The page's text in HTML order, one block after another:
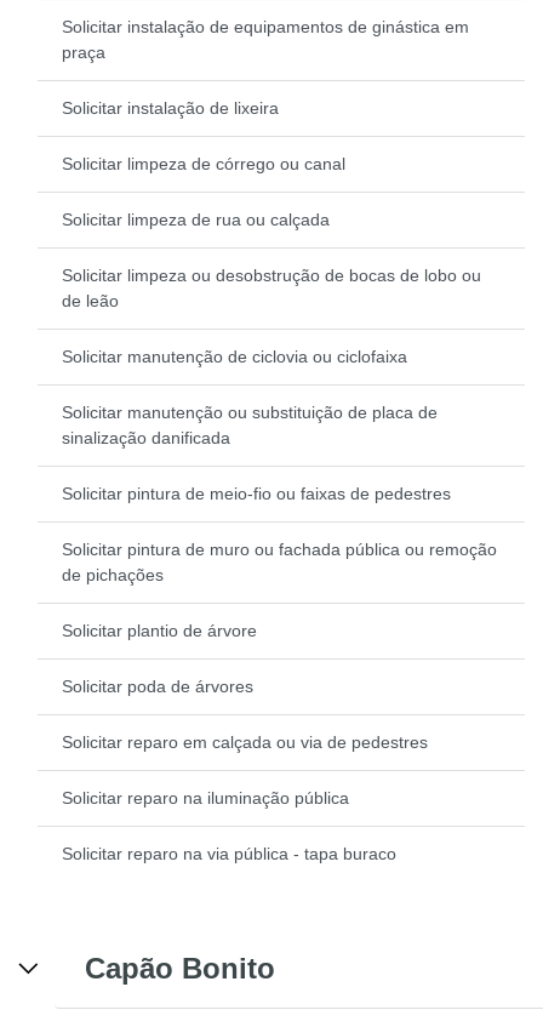
Solicitar instalação de equipamentos de ginástica em
praça
Solicitar instalação de lixeira
Solicitar limpeza de córrego ou canal
Solicitar limpeza de rua ou calçada
Solicitar limpeza ou desobstrução de bocas de lobo ou
de leão
Solicitar manutenção de ciclovia ou ciclofaixa
Solicitar manutenção ou substituição de placa de
sinalização danificada
Solicitar pintura de meio-fio ou faixas de pedestres
Solicitar pintura de muro ou fachada pública ou remoção
de pichações
Solicitar plantio de árvore
Solicitar poda de árvores
Solicitar reparo em calçada ou via de pedestres
Solicitar reparo na iluminação pública
Solicitar reparo na via pública - tapa buraco
Capão Bonito